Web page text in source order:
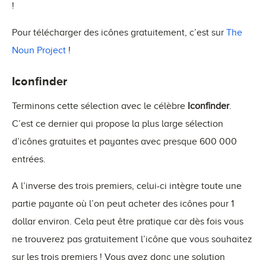
!
Pour télécharger des icônes gratuitement, c’est sur The
Noun Project !
Iconfinder
Terminons cette sélection avec le célèbre Iconfinder.
C’est ce dernier qui propose la plus large sélection
d’icônes gratuites et payantes avec presque 600 000
entrées.
A l’inverse des trois premiers, celui-ci intègre toute une
partie payante où l’on peut acheter des icônes pour 1
dollar environ. Cela peut être pratique car dès fois vous
ne trouverez pas gratuitement l’icône que vous souhaitez
sur les trois premiers ! Vous avez donc une solution